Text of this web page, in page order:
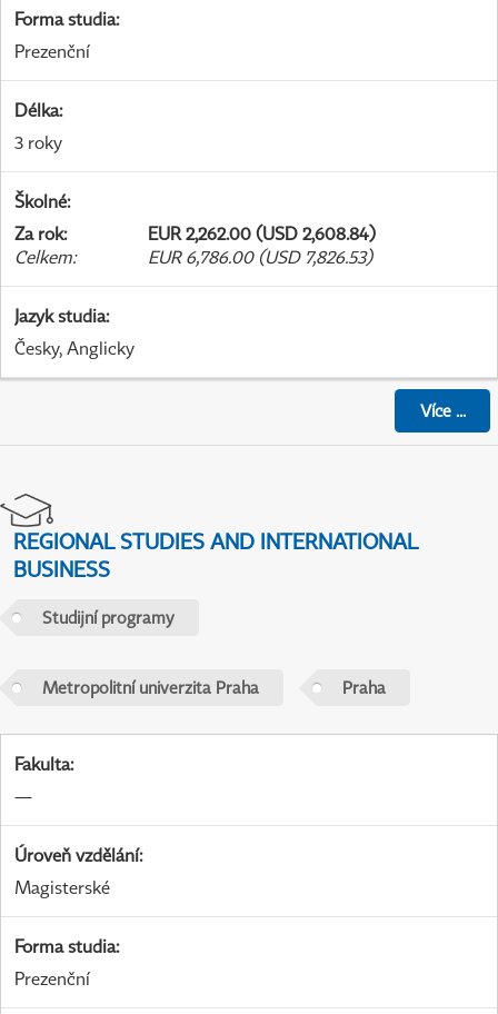
Forma studia:
Prezenční
Délka:
3 roky
Školné:
Za rok:
EUR 2,262.00 (USD 2,608.84)
Celkem: EUR 6,786.00 (USD 7,826.53)
Jazyk studia:
Česky, Anglicky
Více...
REGIONAL STUDIES AND INTERNATIONAL
BUSINESS
Studijní programy
Metropolitní univerzita Praha Praha
Fakulta:
—
Úroveň vzdělání:
Magisterské
Forma studia:
Prezenční